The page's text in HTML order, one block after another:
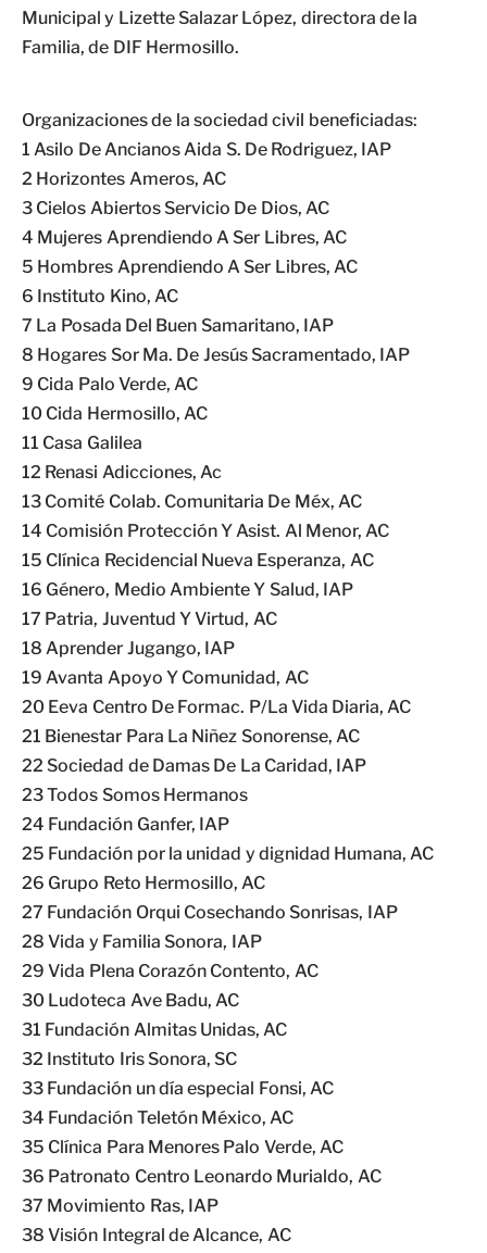
Municipal y Lizette Salazar López, directora de la
Familia, de DIF Hermosillo.
Organizaciones de la sociedad civil beneficiadas:
1 Asilo De Ancianos Aida S. De Rodriguez, IAP
2 Horizontes Ameros, AC
3 Cielos Abiertos Servicio De Dios, AC
4 Mujeres Aprendiendo A Ser Libres, AC
5 Hombres Aprendiendo A Ser Libres, AC
6 Instituto Kino, AC
7 La Posada Del Buen Samaritano, IAP
8 Hogares Sor Ma. De Jesús Sacramentado, IAP
9 Cida Palo Verde, AC
10 Cida Hermosillo, AC
11 Casa Galilea
12 Renasi Adicciones, Ac
13 Comité Colab. Comunitaria De Méx, AC
14 Comisión Protección Y Asist. Al Menor, AC
15 Clínica Recidencial Nueva Esperanza, AC
16 Género, Medio Ambiente Y Salud, IAP
17 Patria, Juventud Y Virtud, AC
18 Aprender Jugango, IAP
19 Avanta Apoyo Y Comunidad, AC
20 Eeva Centro De Formac. P/La Vida Diaria, AC
21 Bienestar Para La Niñez Sonorense, AC
22 Sociedad de Damas De La Caridad, IAP
23 Todos Somos Hermanos
24 Fundación Ganfer, IAP
25 Fundación por la unidad y dignidad Humana, AC
26 Grupo Reto Hermosillo, AC
27 Fundación Orqui Cosechando Sonrisas, IAP
28 Vida y Familia Sonora, IAP
29 Vida Plena Corazón Contento, AC
30 Ludoteca Ave Badu, AC
31 Fundación Almitas Unidas, AC
32 Instituto Iris Sonora, SC
33 Fundación un día especial Fonsi, AC
34 Fundación Teletón México, AC
35 Clínica Para Menores Palo Verde, AC
36 Patronato Centro Leonardo Murialdo, AC
37 Movimiento Ras, IAP
38 Visión Integral de Alcance, AC